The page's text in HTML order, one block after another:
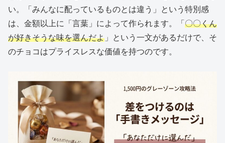
い。「みんなに配っているものとは違う」という特別感
は、金額以上に「言葉」によって作られます。「 〇〇くん
が好きそうな味を選んだよ 」という一文があるだけで、そ
のチョコはプライスレスな価値を持つのです。